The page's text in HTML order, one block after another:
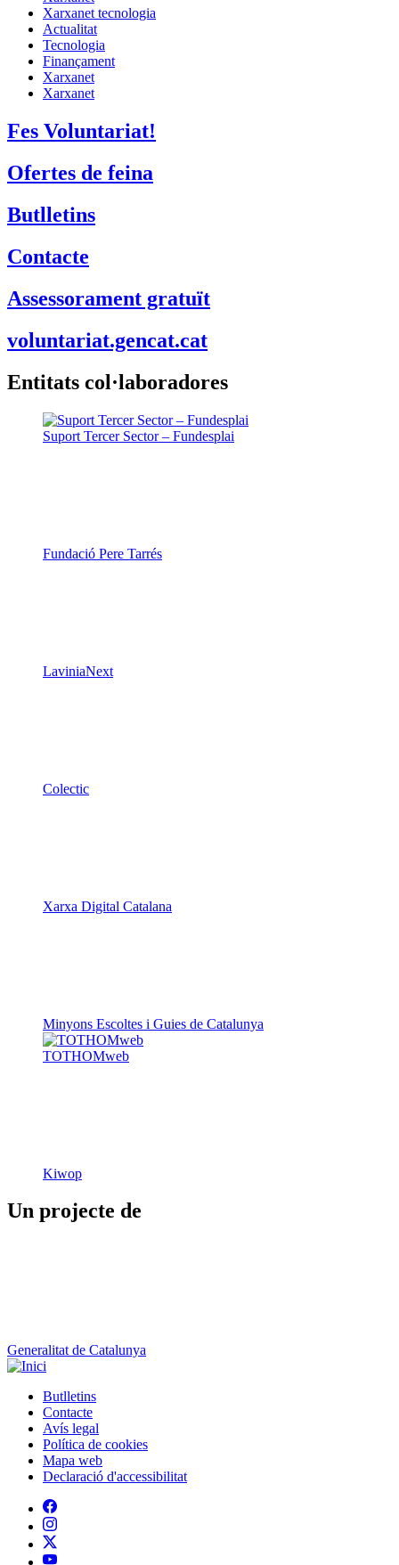
Xarxanet tecnologia
Actualitat
Tecnologia
Finançament
Xarxanet
Xarxanet
Fes Voluntariat!
Ofertes de feina
Butlletins
Contacte
Assessorament gratuït
voluntariat.gencat.cat
Entitats col·laboradores
Suport Tercer Sector – Fundesplai
Fundació Pere Tarrés
LaviniaNext
Colectic
Xarxa Digital Catalana
Minyons Escoltes i Guies de Catalunya
TOTHOMweb
Kiwop
Un projecte de
Generalitat de Catalunya
Peu
Butlletins
Contacte
Avís legal
Política de cookies
Mapa web
Declaració d'accessibilitat